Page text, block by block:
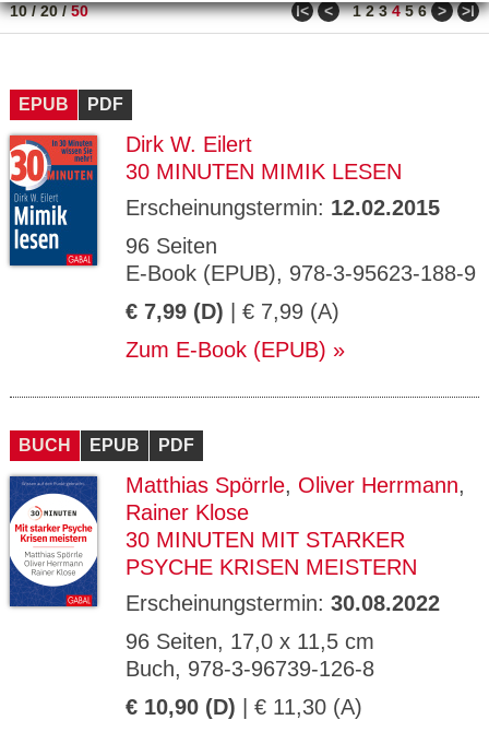
10/20/50 ǀ< < 1 2 3 4 5 6 > >ǀ
EPUB PDF
Dirk W. Eilert
30 MINUTEN MIMIK LESEN
Erscheinungstermin: 12.02.2015
96 Seiten
E-Book (EPUB), 978-3-95623-188-9
€ 7,99 (D) | € 7,99 (A)
Zum E-Book (EPUB)
BUCH EPUB PDF
Matthias Spörrle, Oliver Herrmann,
Rainer Klose
30 MINUTEN MIT STARKER
PSYCHE KRISEN MEISTERN
Erscheinungstermin: 30.08.2022
96 Seiten, 17,0 x 11,5 cm
Buch, 978-3-96739-126-8
€ 10,90 (D) | € 11,30 (A)
Name Zweck
Ty
ESSION
_ID
verlag.
de
GV_CO
OKIES
gabal-
Speichert den Zustimmungsstatus des
Domäne.